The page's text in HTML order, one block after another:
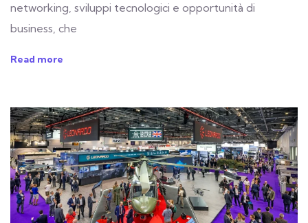
networking, sviluppi tecnologici e opportunità di
business, che
Read more